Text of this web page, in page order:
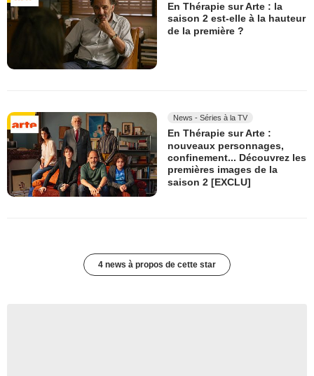
En Thérapie sur Arte : la
saison 2 est-elle à la hauteur
de la première ?
News - Séries à la TV
En Thérapie sur Arte :
nouveaux personnages,
confinement... Découvrez les
premières images de la
saison 2 [EXCLU]
4 news à propos de cette star